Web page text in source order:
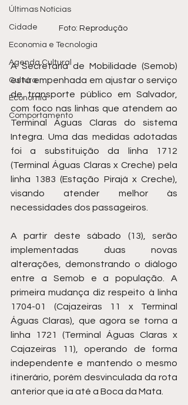
Últimas Notícias
Cidade
Economia e Tecnologia
Agenda Cultural
Cultura
Economia
Comportamento
Foto: Reprodução
A Secretaria de Mobilidade (Semob)
está empenhada em ajustar o serviço
de transporte público em Salvador,
com foco nas linhas que atendem ao
Terminal Águas Claras do sistema
Integra. Uma das medidas adotadas
foi a substituição da linha 1712
(Terminal Águas Claras x Creche) pela
linha 1383 (Estação Pirajá x Creche),
visando atender melhor às
necessidades dos passageiros.
A partir deste sábado (13), serão
implementadas duas novas
alterações, demonstrando o diálogo
entre a Semob e a população. A
primeira mudança diz respeito à linha
1704-01 (Cajazeiras 11 x Terminal
Águas Claras), que agora se torna a
linha 1721 (Terminal Águas Claras x
Cajazeiras 11), operando de forma
independente e mantendo o mesmo
itinerário, porém desvinculada da rota
anterior que ia até a Boca da Mata.